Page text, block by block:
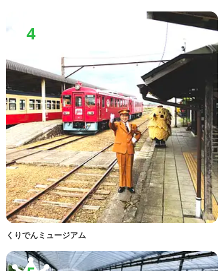
くりでんミュージアム
4